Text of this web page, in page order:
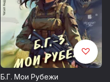
Б.Г. Мои Рубежи